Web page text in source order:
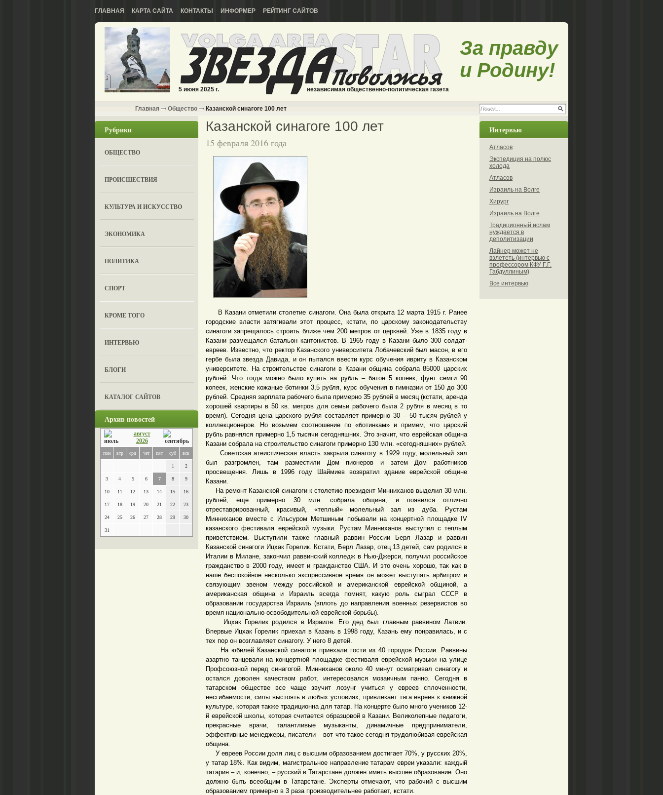
ГЛАВНАЯ КАРТА САЙТА КОНТАКТЫ ИНФОРМЕР РЕЙТИНГ САЙТОВ
5 июня 2025 г. независимая общественно-политическая газета
За правду
и Родину!
Главная Общество Казанской синагоге 100 лет
Рубрики
ОБЩЕСТВО
ПРОИСШЕСТВИЯ
КУЛЬТУРА И ИСКУССТВО
ЭКОНОМИКА
ПОЛИТИКА
СПОРТ
КРОМЕ ТОГО
ИНТЕРВЬЮ
БЛОГИ
КАТАЛОГ САЙТОВ
Архив новостей
август
2026
пон втр срд чет пят суб вск
1 2
3 4 5 6 7 8 9
10 11 12 13 14 15 16
17 18 19 20 21 22 23
24 25 26 27 28 29 30
31
Казанской синагоге 100 лет
15 февраля 2016 года
В Казани отметили столетие синагоги. Она была открыта 12 марта 1915 г. Ранее
городские власти затягивали этот процесс, кстати, по царскому законодательству
синагоги запрещалось строить ближе чем 200 метров от церквей. Уже в 1835 году в
Казани размещался батальон кантонистов. В 1965 году в Казани было 300 солдат-
евреев. Известно, что ректор Казанского университета Лобачевский был масон, в его
гербе была звезда Давида, и он пытался ввести курс обучения ивриту в Казанском
университете. На строительстве синагоги в Казани община собрала 85000 царских
рублей. Что тогда можно было купить на рубль – батон 5 копеек, фунт семги 90
копеек, женские кожаные ботинки 3,5 рубля, курс обучения в гимназии от 150 до 300
рублей. Средняя зарплата рабочего была примерно 35 рублей в месяц (кстати, аренда
хорошей квартиры в 50 кв. метров для семьи рабочего была 2 рубля в месяц в то
время). Сегодня цена царского рубля составляет примерно 30 – 50 тысяч рублей у
коллекционеров. Но возьмем соотношение по «ботинкам» и примем, что царский
рубль равнялся примерно 1,5 тысячи сегодняшних. Это значит, что еврейская община
Казани собрала на строительство синагоги примерно 130 млн. «сегодняшних» рублей.
Советская атеистическая власть закрыла синагогу в 1929 году, молельный зал
был разгромлен, там разместили Дом пионеров и затем Дом работников
просвещения. Лишь в 1996 году Шаймиев возвратил здание еврейской общине
Казани.
На ремонт Казанской синагоги к столетию президент Минниханов выделил 30 млн.
рублей, еще примерно 30 млн. собрала община, и появился отлично
отреставрированный, красивый, «теплый» молельный зал из дуба. Рустам
Минниханов вместе с Ильсуром Метшиным побывали на концертной площадке IV
казанского фестиваля еврейской музыки. Рустам Минниханов выступил с теплым
приветствием. Выступили также главный раввин России Берл Лазар и раввин
Казанской синагоги Ицхак Горелик. Кстати, Берл Лазар, отец 13 детей, сам родился в
Италии в Милане, закончил раввинский колледж в Нью-Джерси, получил российское
гражданство в 2000 году, имеет и гражданство США. И это очень хорошо, так как в
наше беспокойное несколько экспрессивное время он может выступать арбитром и
связующим звеном между российской и американской еврейской общиной, а
американская община и Израиль всегда помнят, какую роль сыграл СССР в
образовании государства Израиль (вплоть до направления военных резервистов во
время национально-освободительной еврейской борьбы).
Ицхак Горелик родился в Израиле. Его дед был главным раввином Латвии.
Впервые Ицхак Горелик приехал в Казань в 1998 году, Казань ему понравилась, и с
тех пор он возглавляет синагогу. У него 8 детей.
На юбилей Казанской синагоги приехали гости из 40 городов России. Раввины
азартно танцевали на концертной площадке фестиваля еврейской музыки на улице
Профсоюзной перед синагогой. Минниханов около 40 минут осматривал синагогу и
остался доволен качеством работ, интересовался мозаичным панно. Сегодня в
татарском обществе все чаще звучит лозунг учиться у евреев сплоченности,
несгибаемости, силы выстоять в любых условиях, привлекает тяга евреев к книжной
культуре, которая также традиционна для татар. На концерте было много учеников 12-
й еврейской школы, которая считается образцовой в Казани. Великолепные педагоги,
прекрасные врачи, талантливые музыканты, динамичные предприниматели,
эффективные менеджеры, писатели – вот что такое сегодня трудолюбивая еврейская
община.
У евреев России доля лиц с высшим образованием достигает 70%, у русских 20%,
у татар 18%. Как видим, магистральное направление татарам евреи указали: каждый
татарин – и, конечно, – русский в Татарстане должен иметь высшее образование. Оно
должно быть всеобщим в Татарстане. Эксперты отмечают, что рабочий с высшим
образованием примерно в 3 раза производительнее работает, кстати.
Интервью
Атласов
Экспедиция на полюс
холода
Атласов
Израиль на Волге
Хирург
Израиль на Волге
Традиционный ислам
нуждается в
деполитизации
Лайнер может не
взлететь (интервью с
профессором КФУ Г.Г.
Габдуллиным)
Все интервью